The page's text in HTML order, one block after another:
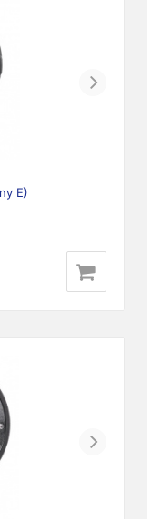
Next
E)
Next